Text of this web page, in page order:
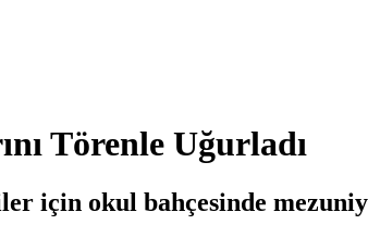
Törenle Uğurladı
için okul bahçesinde